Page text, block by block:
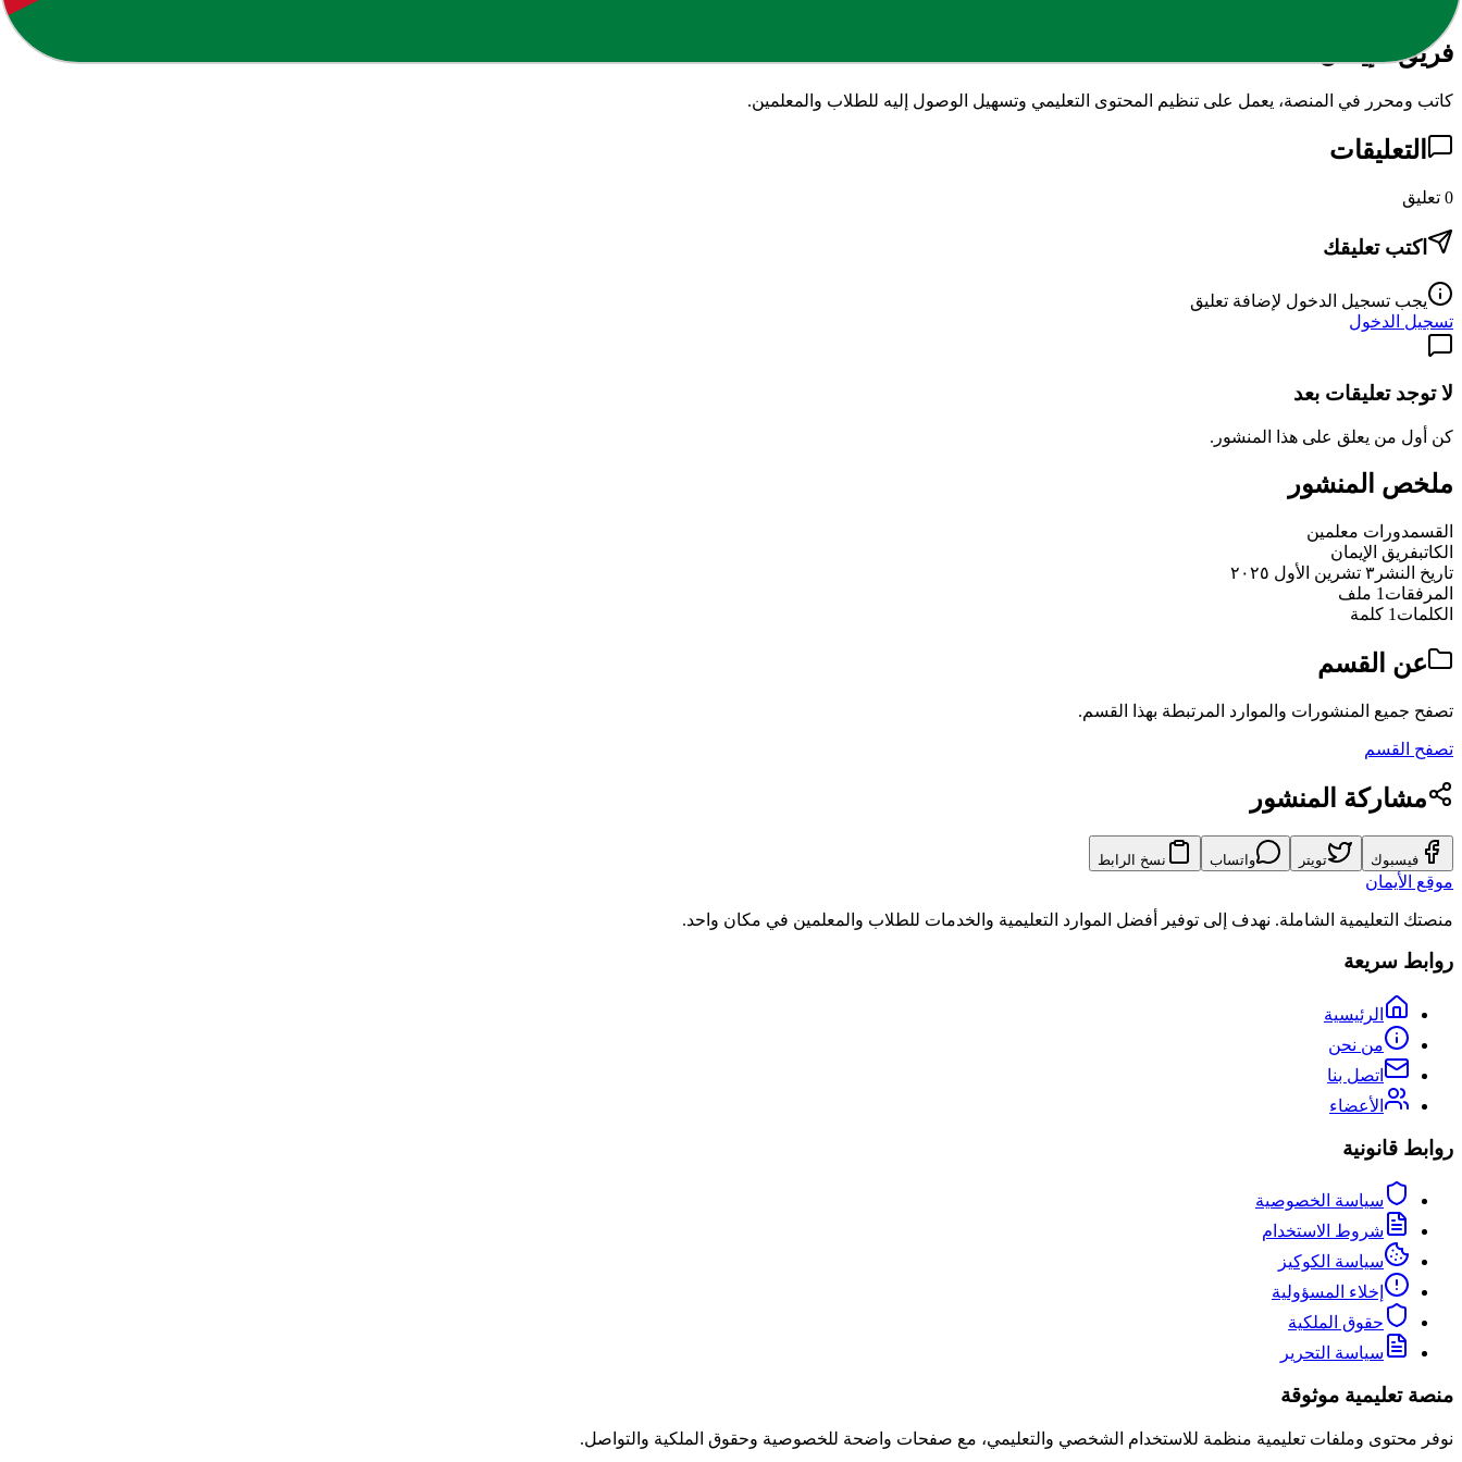
فريق الإيمان
كاتب ومحرر في المنصة، يعمل على تنظيم المحتوى التعليمي وتسهيل الوصول إليه للطلاب والمعلمين.
التعليقات
0 تعليق
اكتب تعليقك
يجب تسجيل الدخول لإضافة تعليق
تسجيل الدخول
لا توجد تعليقات بعد
كن أول من يعلق على هذا المنشور.
ملخص المنشور
القسمدورات معلمين
الكاتبفريق الإيمان
تاريخ النشر ٣ تشرين الأول ٢٠٢٥
المرفقات 1 ملف
الكلمات 1 كلمة
عن القسم
تصفح جميع المنشورات والموارد المرتبطة بهذا القسم.
تصفح القسم
مشاركة المنشور
فيسبوك تويتر واتساب نسخ الرابط
موقع الأيمان
منصتك التعليمية الشاملة. نهدف إلى توفير أفضل الموارد التعليمية والخدمات للطلاب والمعلمين في مكان واحد.
روابط سريعة
الرئيسية
من نحن
اتصل بنا
الأعضاء
روابط قانونية
سياسة الخصوصية
شروط الاستخدام
سياسة الكوكيز
إخلاء المسؤولية
حقوق الملكية
سياسة التحرير
منصة تعليمية موثوقة
نوفر محتوى وملفات تعليمية منظمة للاستخدام الشخصي والتعليمي، مع صفحات واضحة للخصوصية وحقوق الملكية والتواصل.